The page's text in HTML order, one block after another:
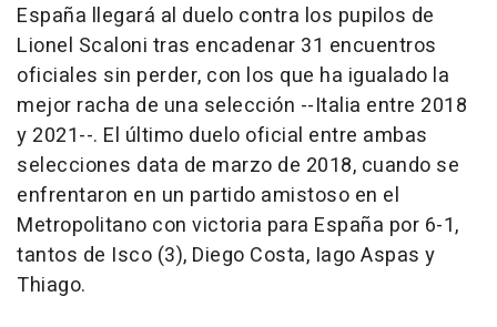
España llegará al duelo contra los pupilos de
Lionel Scaloni tras encadenar 31 encuentros
oficiales sin perder, con los que ha igualado la
mejor racha de una selección --Italia entre 2018
y 2021--. El último duelo oficial entre ambas
selecciones data de marzo de 2018, cuando se
enfrentaron en un partido amistoso en el
Metropolitano con victoria para España por 6-1,
tantos de Isco (3), Diego Costa, Iago Aspas y
Thiago.